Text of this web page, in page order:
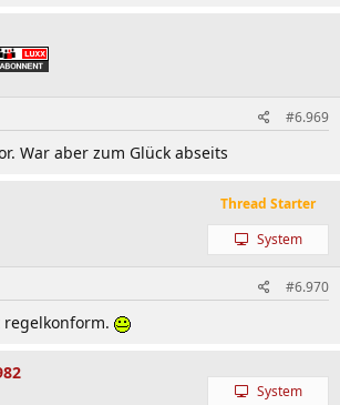
#6.969
War aber zum Glück abseits
Thread Starter
System
#6.970
System